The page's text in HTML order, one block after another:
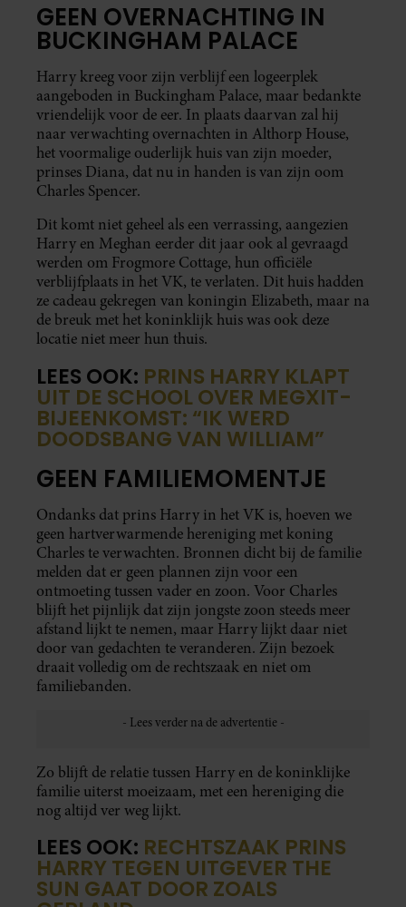
GEEN OVERNACHTING IN
BUCKINGHAM PALACE
Harry kreeg voor zijn verblijf een logeerplek
aangeboden in Buckingham Palace, maar bedankte
vriendelijk voor de eer. In plaats daarvan zal hij
naar verwachting overnachten in Althorp House,
het voormalige ouderlijk huis van zijn moeder,
prinses Diana, dat nu in handen is van zijn oom
Charles Spencer.
Dit komt niet geheel als een verrassing, aangezien
Harry en Meghan eerder dit jaar ook al gevraagd
werden om Frogmore Cottage, hun officiële
verblijfplaats in het VK, te verlaten. Dit huis hadden
ze cadeau gekregen van koningin Elizabeth, maar na
de breuk met het koninklijk huis was ook deze
locatie niet meer hun thuis.
LEES OOK: PRINS HARRY KLAPT
UIT DE SCHOOL OVER MEGXIT-
BIJEENKOMST: “IK WERD
DOODSBANG VAN WILLIAM”
GEEN FAMILIEMOMENTJE
Ondanks dat prins Harry in het VK is, hoeven we
geen hartverwarmende hereniging met koning
Charles te verwachten. Bronnen dicht bij de familie
melden dat er geen plannen zijn voor een
ontmoeting tussen vader en zoon. Voor Charles
blijft het pijnlijk dat zijn jongste zoon steeds meer
afstand lijkt te nemen, maar Harry lijkt daar niet
door van gedachten te veranderen. Zijn bezoek
draait volledig om de rechtszaak en niet om
familiebanden.
Zo blijft de relatie tussen Harry en de koninklijke
familie uiterst moeizaam, met een hereniging die
nog altijd ver weg lijkt.
LEES OOK: RECHTSZAAK PRINS
HARRY TEGEN UITGEVER THE
SUN GAAT DOOR ZOALS